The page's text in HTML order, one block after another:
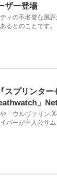
ザー登場
ィの不名誉な風
るとのことです。
スプリンタ
」
「ウルヴァリン
バーが主人公サ